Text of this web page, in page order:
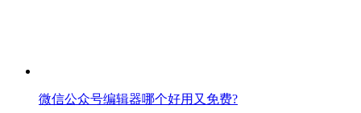
微信公众号编辑器哪个好用又免费?